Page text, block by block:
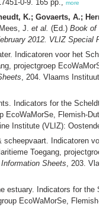
0-9. 165 pp., more
K.; Govaerts, A.;
J. et al. (Ed.) Book of
2012. VLIZ Special
Indicatoren voor het
projectgroep
, 204. Vlaams Instituut
Indicators for the Scheldt
EcoWaMorSe, Flemish-
Institute (VLIZ):
Indicatoren
Toegang,
Sheets, 203.
estuary. Indicators for the
EcoWaMorSe,